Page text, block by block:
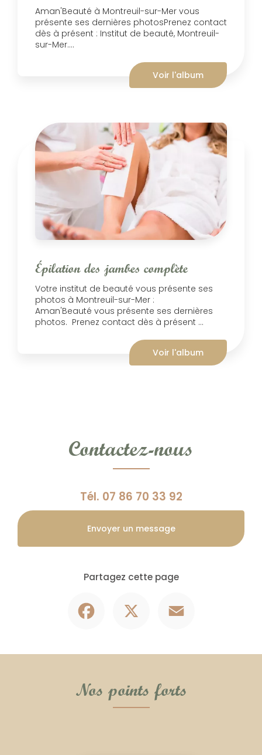
Aman'Beauté à Montreuil-sur-Mer vous
présente ses dernières photosPrenez contact
dès à présent : Institut de beauté, Montreuil-
sur-Mer....
Voir l'album
Épilation des jambes complète
Votre institut de beauté vous présente ses
photos à Montreuil-sur-Mer :
Aman'Beauté vous présente ses dernières
photos. Prenez contact dès à présent ...
Voir l'album
Contactez-nous
Tél. 07 86 70 33 92
Envoyer un message
Partagez cette page
Nos points forts